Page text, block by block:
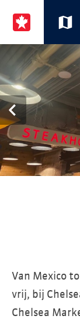
Van Mexico
vrij, bij
Chelsea